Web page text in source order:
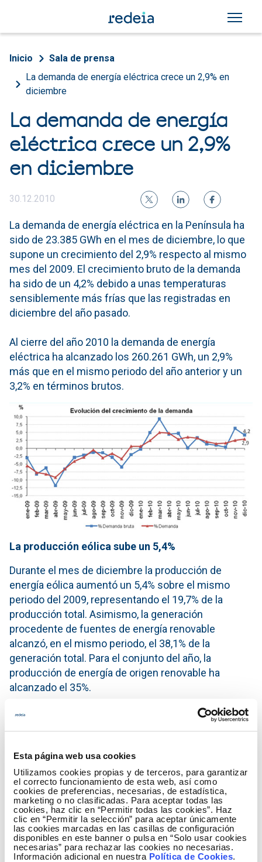
Esta página web usa cookies
Utilizamos cookies propias y de terceros, para garantizar
el correcto funcionamiento de esta web, así como
cookies de preferencias, necesarias, de estadística,
marketing o no clasificadas. Para aceptar todas las
cookies, haz clic en “Permitir todas las cookies”. Haz
clic en “Permitir la selección” para aceptar únicamente
las cookies marcadas en las casillas de configuración
disponibles en este banner o pulsa en “Solo usar cookies
necesarias” para rechazar las cookies no necesarias.
Información adicional en nuestra Política de Cookies.
Sobrescribir enlaces de
Inicio
Sala de prensa
La demanda de energía eléctrica crece un 2,9% en
diciembre
La demanda de energía
eléctrica crece un 2,9%
en diciembre
30.12.2010
La demanda de energía eléctrica en la Península ha
sido de 23.385 GWh en el mes de diciembre, lo que
supone un crecimiento del 2,9% respecto al mismo
mes del 2009. El crecimiento bruto de la demanda
ha sido de un 4,2% debido a unas temperaturas
sensiblemente más frías que las registradas en
diciembre del año pasado.
Al cierre del año 2010 la demanda de energía
eléctrica ha alcanzado los 260.261 GWh, un 2,9%
más que en el mismo periodo del año anterior y un
3,2% en términos brutos.
La producción eólica sube un 5,4%
Durante el mes de diciembre la producción de
energía eólica aumentó un 5,4% sobre el mismo
periodo del 2009, representando el 19,7% de la
producción total. Asimismo, la generación
procedente de fuentes de energía renovable
alcanzó, en el mismo periodo, el 38,1% de la
generación total. Para el conjunto del año, la
producción de energía de origen renovable ha
alcanzado el 35%.
Además, el 57,8% de la generación eléctrica del mes
ha sido producida por tecnologías que no emiten
Generación del mes de Diciembre